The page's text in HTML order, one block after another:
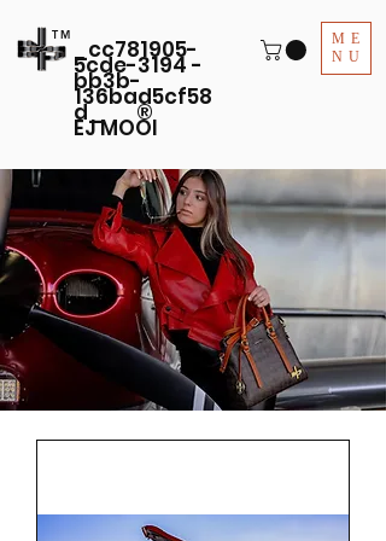
TM
_cc781905-
5cde-3194 -
bb3b-
136bad5cf58
d_ ®
EJ MOOI
ME
NU